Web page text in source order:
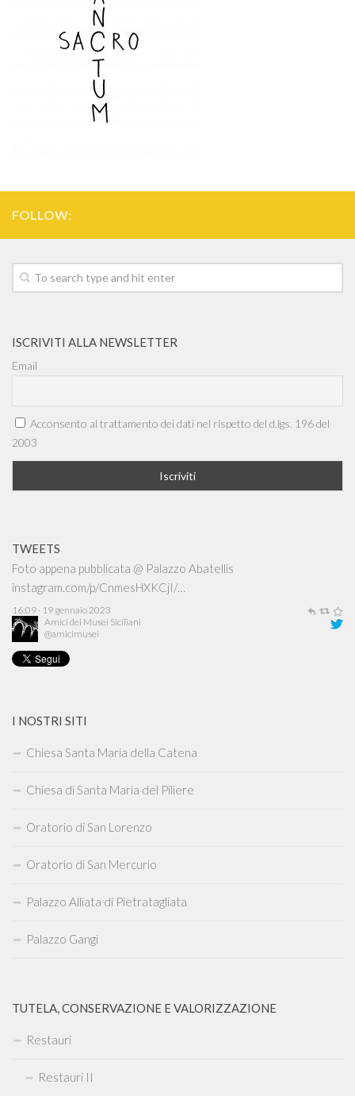
FOLLOW:
ISCRIVITI ALLA NEWSLETTER
Email
Acconsento al trattamento dei dati nel rispetto del d.lgs. 196 del
2003
TWEETS
16:09 · 19 gennaio 2023
Amici dei Musei Siciliani
@amicimusei
Foto appena pubblicata @ Oratorio di San Mercurio
instagram.com/p/CmwKm4uq99z/…
13:54 · 29 dicembre 2022
I NOSTRI SITI
Chiesa Santa Maria della Catena
Chiesa di Santa Maria del Piliere
Oratorio di San Lorenzo
Oratorio di San Mercurio
Palazzo Alliata di Pietratagliata
Palazzo Gangi
TUTELA, CONSERVAZIONE E VALORIZZAZIONE
Restauri
Restauri II